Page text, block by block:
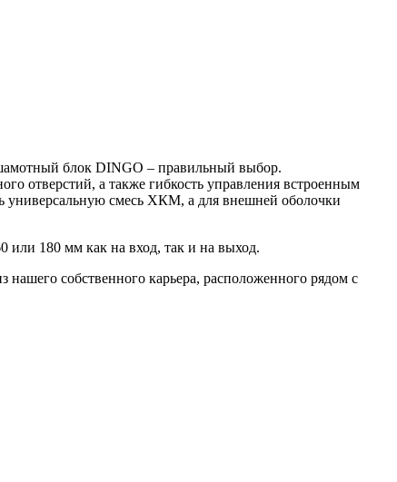
блок DINGO – правильный выбор.
отверстий, а также гибкость управления встроенным
универсальную смесь ХКМ, а для внешней оболочки
180 мм как на вход, так и на выход.
нашего собственного карьера, расположенного рядом с